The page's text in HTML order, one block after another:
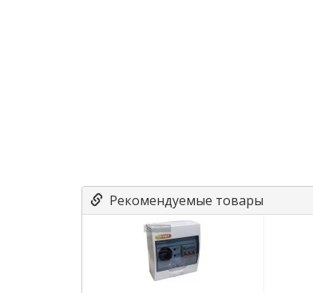
Рекомендуемые товары